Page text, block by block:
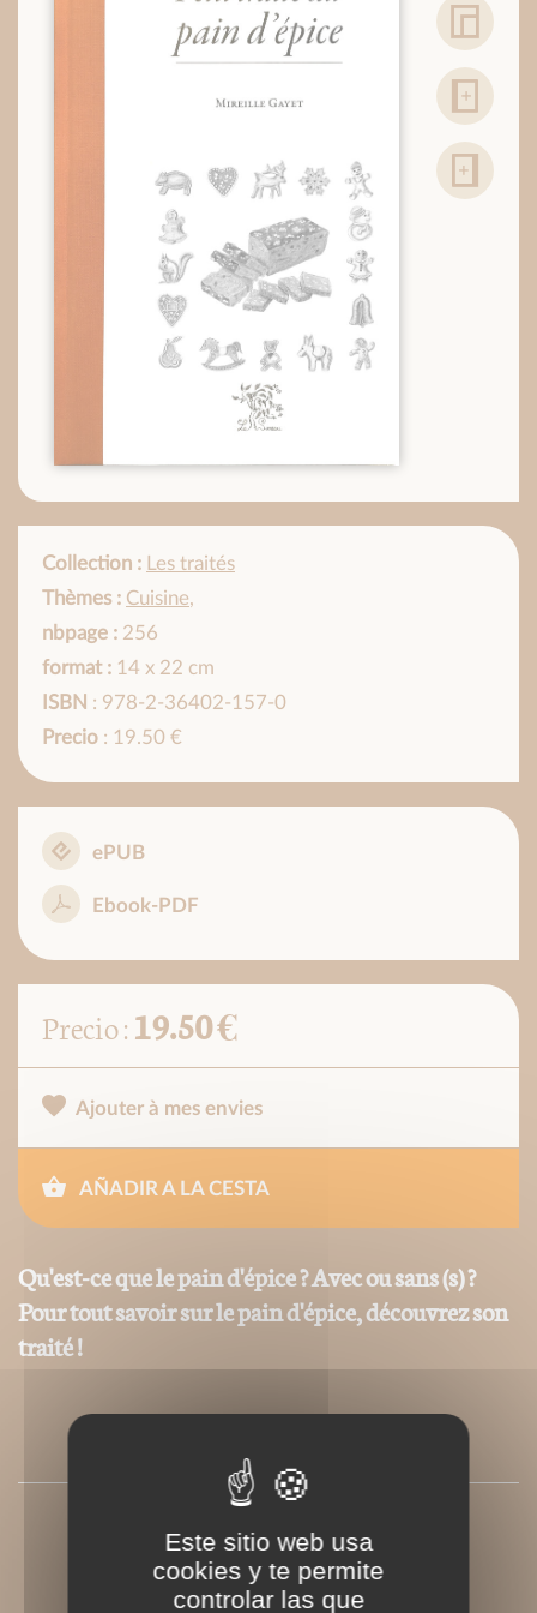
Collection : Les traités
Thèmes : Cuisine,
nbpage : 256
format : 14 x 22 cm
ISBN : 978-2-36402-157-0
Precio : 19.50 €
ePUB
Ebook-PDF
Precio :19.50 €
Ajouter à mes envies
AÑADIR A LA CESTA
Qu'est-ce que le pain d'épice ? Avec ou sans (s) ?
Pour tout savoir sur le pain d'épice, découvrez son
traité !
Este sitio web usa
cookies y te permite
controlar las que